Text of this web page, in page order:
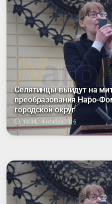
Селятинцы выйдут на
преобразования Наро-
городской округ
14:34, 14 ноября 2016